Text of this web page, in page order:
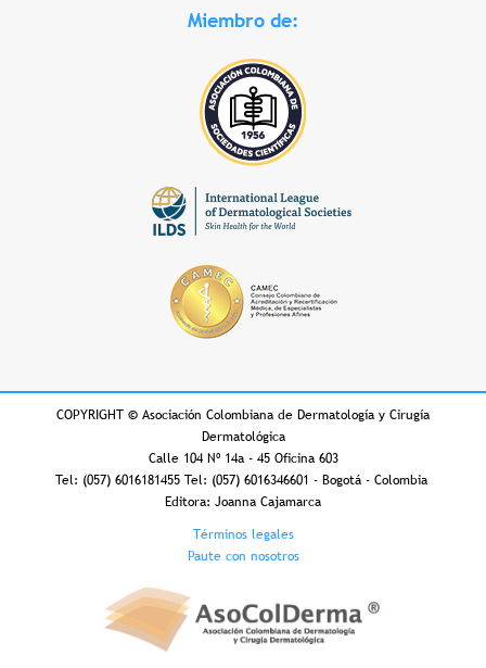
Miembro de:
COPYRIGHT © Asociación Colombiana de Dermatología y Cirugía
Dermatológica
Calle 104 Nº 14a - 45 Oficina 603
Tel: (057) 6016181455 Tel: (057) 6016346601 - Bogotá - Colombia
Editora: Joanna Cajamarca
Términos legales
Paute con nosotros